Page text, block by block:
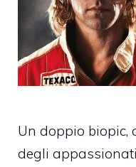
Un doppio biopic,
degli